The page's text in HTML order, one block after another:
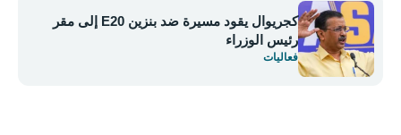
كجريوال يقود مسيرة ضد بنزين E20 إلى مقر
رئيس الوزراء
فعاليات